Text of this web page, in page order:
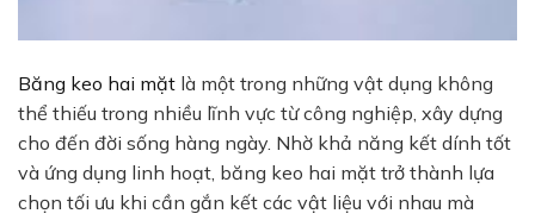
Băng keo hai mặt là một trong những vật dụng không
thể thiếu trong nhiều lĩnh vực từ công nghiệp, xây dựng
cho đến đời sống hàng ngày. Nhờ khả năng kết dính tốt
và ứng dụng linh hoạt, băng keo hai mặt trở thành lựa
chọn tối ưu khi cần gắn kết các vật liệu với nhau mà